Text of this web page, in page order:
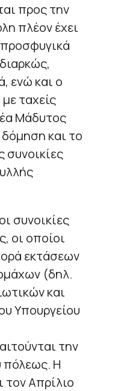
προς την
πλέον έχει
ενώ και ο
ταχείς
Μάδυτος
και το
συνοικίες
συνοικίες
οι οποίοι
εκτάσεων
(δηλ.
και
Υπουργείου
την
πόλεως. Η
τον Απρίλιο